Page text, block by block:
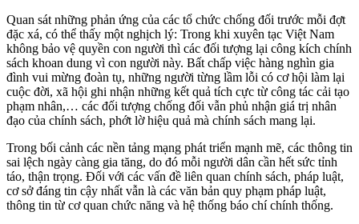
Quan sát những phản ứng của các tổ chức chống đối trước mỗi đợt
đặc xá, có thể thấy một nghịch lý: Trong khi xuyên tạc Việt Nam
không bảo vệ quyền con người thì các đối tượng lại công kích chính
sách khoan dung vì con người này. Bất chấp việc hàng nghìn gia
đình vui mừng đoàn tụ, những người từng lầm lỗi có cơ hội làm lại
cuộc đời, xã hội ghi nhận những kết quả tích cực từ công tác cải tạo
phạm nhân,… các đối tượng chống đối vẫn phủ nhận giá trị nhân
đạo của chính sách, phớt lờ hiệu quả mà chính sách mang lại.
Trong bối cảnh các nền tảng mạng phát triển mạnh mẽ, các thông tin
sai lệch ngày càng gia tăng, do đó mỗi người dân cần hết sức tỉnh
táo, thận trọng. Đối với các vấn đề liên quan chính sách, pháp luật,
cơ sở đáng tin cậy nhất vẫn là các văn bản quy phạm pháp luật,
thông tin từ cơ quan chức năng và hệ thống báo chí chính thống.